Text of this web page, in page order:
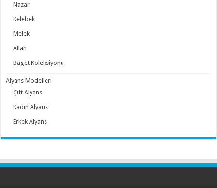
Nazar
Kelebek
Melek
Allah
Baget Koleksiyonu
Alyans Modelleri
Çift Alyans
Kadın Alyans
Erkek Alyans